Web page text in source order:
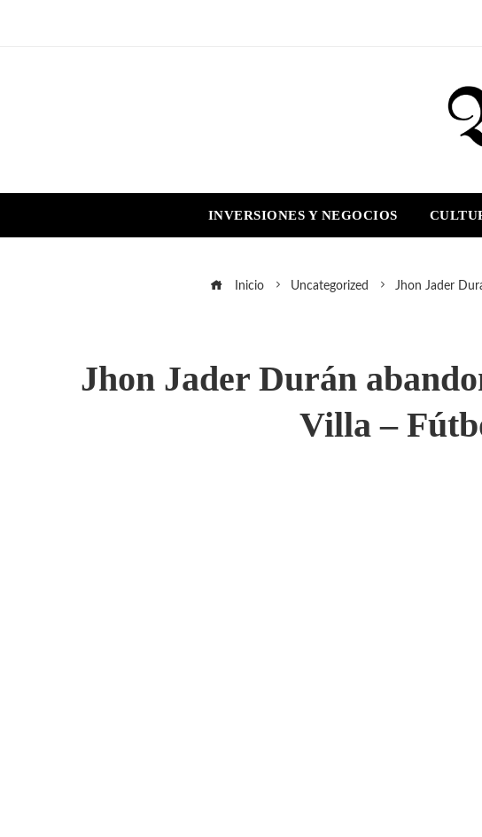
INVERSIONES Y NEGOCIOS
Inicio Uncategorized Jhon Jader
Jhon Jader Durán
Villa –